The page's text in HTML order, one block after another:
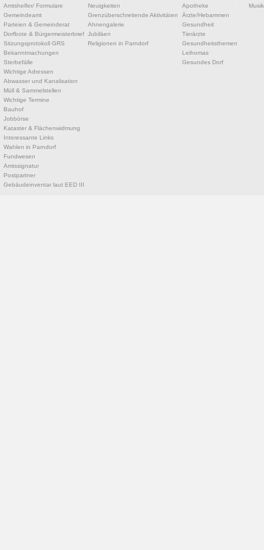
Amtshelfer/ Formulare
Gemeindeamt
Parteien & Gemeinderat
Dorfbote & Bürgermeisterbrief
Sitzungsprotokoll GRS
Bekanntmachungen
Sterbefälle
Wichtige Adressen
Abwasser und Kanalisation
Müll & Sammelstellen
Wichtige Termine
Bauhof
Jobbörse
Kataster & Flächenwidmung
Interessante Links
Wahlen in Parndorf
Fundwesen
Amtssignatur
Postpartner
Gebäudeinventar laut EED III
Neuigkeiten
Grenzüberschreitende Aktivitäten
Ahnengalerie
Jubiläen
Religionen in Parndorf
Apotheke
Ärzte/Hebammen
Gesundheit
Tierärzte
Gesundheitsthemen
Leihomas
Gesundes Dorf